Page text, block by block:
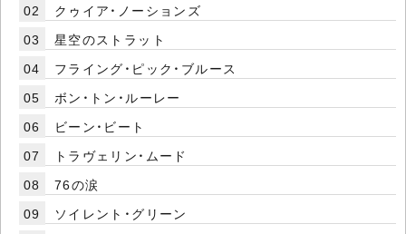
02
クゥイア・ノーションズ
03
星空のストラット
04
フライング・ピック・ブルース
05
ボン・トン・ルーレー
06
ビーン・ビート
07
トラヴェリン・ムード
08
76の涙
09
ソイレント・グリーン